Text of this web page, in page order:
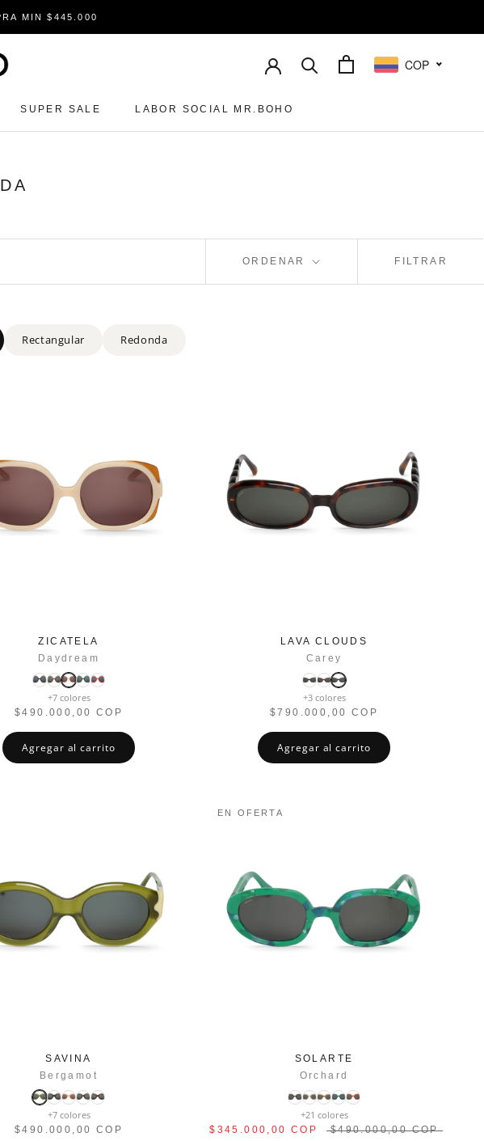
MIN $445.000
SUPER SALE
LABOR SOCIAL MR.BOHO
COP
FILTRAR
ORDENAR
Rectangular Redonda
ZICATELA
Daydream
+7 colores
$490.000,00 COP
Agregar al carrito
LAVA CLOUDS
Carey
+3 colores
$790.000,00 COP
Agregar al carrito
SAVINA
Bergamot
+7 colores
$490.000,00 COP
EN OFERTA
SOLARTE
Orchard
+21 colores
$345.000,00 COP $490.000,00 COP